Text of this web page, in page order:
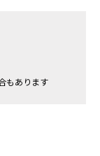
もあります